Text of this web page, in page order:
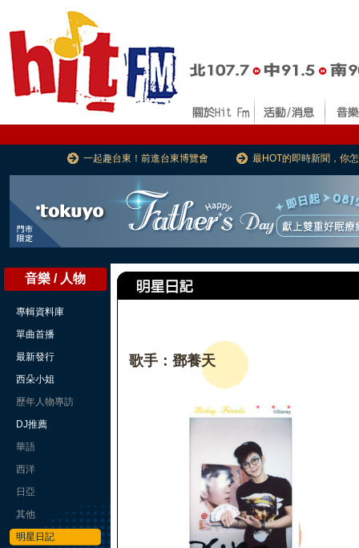
一起趣台東！前進台東博覽會 最HOT的即時新聞，你
音樂 / 人物
專輯資料庫
單曲首播
最新發行
西朵小姐
歷年人物專訪
DJ推薦
華語
西洋
日亞
其他
明星日記
歌手：鄧養天